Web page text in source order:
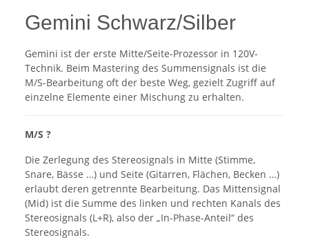
Gemini Schwarz/Silber
Gemini ist der erste Mitte/Seite-Prozessor in 120V-
Technik. Beim Mastering des Summensignals ist die
M/S-Bearbeitung oft der beste Weg, gezielt Zugriff auf
einzelne Elemente einer Mischung zu erhalten.
M/S ?
Die Zerlegung des Stereosignals in Mitte (Stimme,
Snare, Bässe …) und Seite (Gitarren, Flächen, Becken …)
erlaubt deren getrennte Bearbeitung. Das Mittensignal
(Mid) ist die Summe des linken und rechten Kanals des
Stereosignals (L+R), also der „In-Phase-Anteil“ des
Stereosignals.